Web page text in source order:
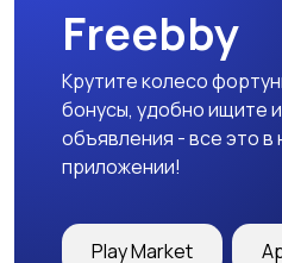
Детский транспорт
Freebby
Крутите колесо
бонусы, удобно ищите
объявления - все это
приложении!
Play Market